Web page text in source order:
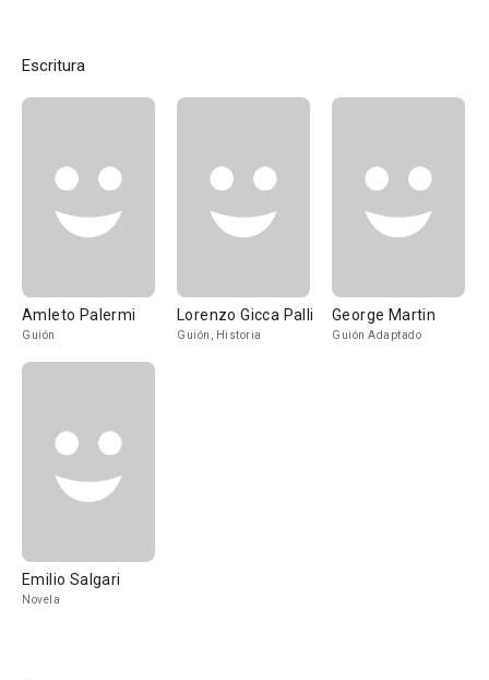
Escritura
Amleto Palermi
Guión
Lorenzo Gicca Palli
Guión, Historia
George Martin
Guión Adaptado
Emilio Salgari
Novela